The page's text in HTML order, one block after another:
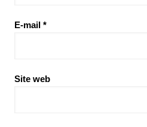
E-mail *
Site web